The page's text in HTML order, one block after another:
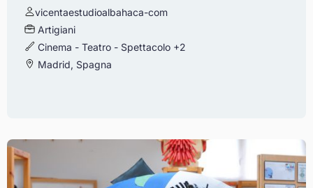
vicentaestudioalbahaca-com
Artigiani
Cinema - Teatro - Spettacolo +2
Madrid, Spagna